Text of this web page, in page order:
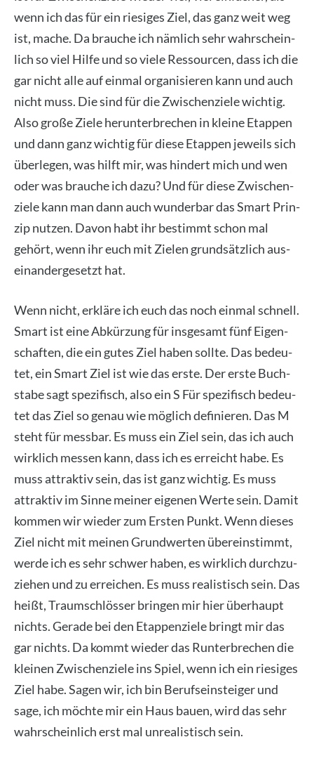
wenn ich das für ein rie­si­ges Ziel, das ganz weit weg
ist, mache. Da brau­che ich näm­lich sehr wahr­schein­
lich so viel Hil­fe und so vie­le Res­sour­cen, dass ich die
gar nicht alle auf ein­mal orga­ni­sie­ren kann und auch
nicht muss. Die sind für die Zwi­schen­zie­le wich­tig.
Also gro­ße Zie­le her­un­ter­bre­chen in klei­ne Etap­pen
und dann ganz wich­tig für die­se Etap­pen jeweils sich
über­le­gen, was hilft mir, was hin­dert mich und wen
oder was brau­che ich dazu? Und für die­se Zwi­schen­
zie­le kann man dann auch wun­der­bar das Smart Prin­
zip nut­zen. Davon habt ihr bestimmt schon mal
gehört, wenn ihr euch mit Zie­len grund­sätz­lich aus­
ein­an­der­ge­setzt hat.
Wenn nicht, erklä­re ich euch das noch ein­mal schnell.
Smart ist eine Abkür­zung für ins­ge­samt fünf Eigen­
schaf­ten, die ein gutes Ziel haben soll­te. Das bedeu­
tet, ein Smart Ziel ist wie das ers­te. Der ers­te Buch­
sta­be sagt spe­zi­fisch, also ein S Für spe­zi­fisch bedeu­
tet das Ziel so genau wie mög­lich defi­nie­ren. Das M
steht für mess­bar. Es muss ein Ziel sein, das ich auch
wirk­lich mes­sen kann, dass ich es erreicht habe. Es
muss attrak­tiv sein, das ist ganz wich­tig. Es muss
attrak­tiv im Sin­ne mei­ner eige­nen Wer­te sein. Damit
kom­men wir wie­der zum Ers­ten Punkt. Wenn die­ses
Ziel nicht mit mei­nen Grund­wer­ten über­ein­stimmt,
wer­de ich es sehr schwer haben, es wirk­lich durch­zu­
zie­hen und zu errei­chen. Es muss rea­lis­tisch sein. Das
heißt, Traum­schlös­ser brin­gen mir hier über­haupt
nichts. Gera­de bei den Etap­pen­zie­le bringt mir das
gar nichts. Da kommt wie­der das Run­ter­bre­chen die
klei­nen Zwi­schen­zie­le ins Spiel, wenn ich ein rie­si­ges
Ziel habe. Sagen wir, ich bin Berufs­ein­stei­ger und
sage, ich möch­te mir ein Haus bau­en, wird das sehr
wahr­schein­lich erst mal unrea­lis­tisch sein.